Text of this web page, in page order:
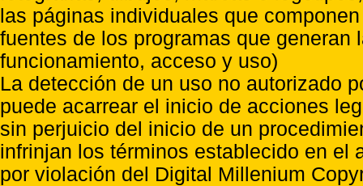
las páginas individuales que
fuentes de los programas que
funcionamiento, acceso y uso)
La detección de un uso no autorizado
puede acarrear el inicio de acciones
sin perjuicio del inicio de un
infrinjan los términos establecido en el
por violación del Digital Millenium